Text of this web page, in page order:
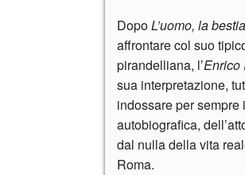
DopoL’uomo, la
affrontare col suo
pirandelliana, l’Enrico
sua interpretazione,
indossare per sempre
autobiografica,
dal nulla della vita
Roma.